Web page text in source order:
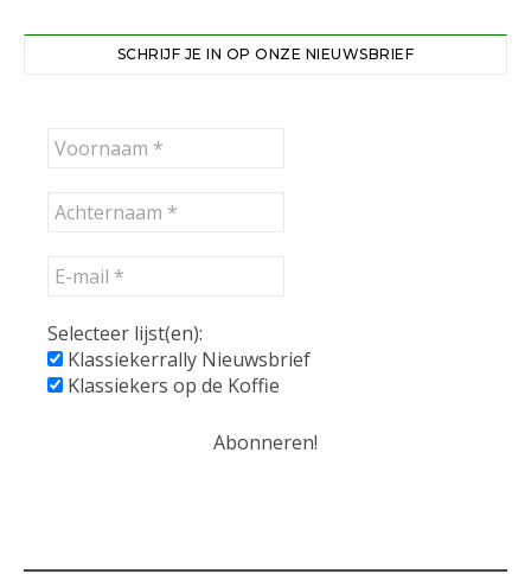
SCHRIJF JE IN OP ONZE NIEUWSBRIEF
Selecteer lijst(en):
Klassiekerrally Nieuwsbrief
Klassiekers op de Koffie